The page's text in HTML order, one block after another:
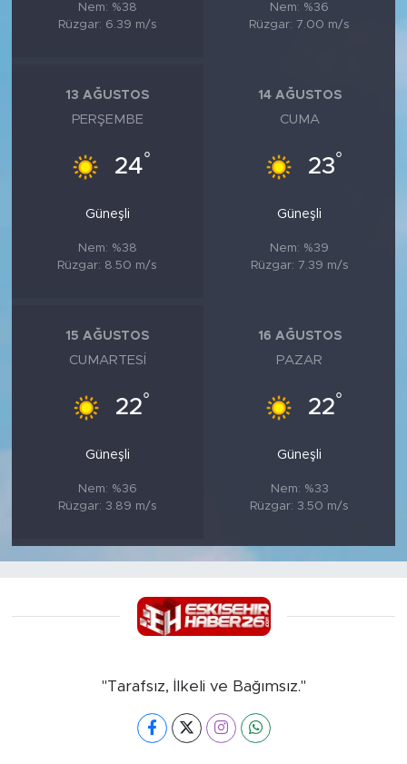
Nem: %38
Rüzgar: 6.39 m/s
Nem: %36
Rüzgar: 7.00 m/s
13 AĞUSTOS
PERŞEMBE
24°
Güneşli
Nem: %38
Rüzgar: 8.50 m/s
14 AĞUSTOS
CUMA
23°
Güneşli
Nem: %39
Rüzgar: 7.39 m/s
15 AĞUSTOS
CUMARTESI
22°
Güneşli
Nem: %36
Rüzgar: 3.89 m/s
16 AĞUSTOS
PAZAR
22°
Güneşli
Nem: %33
Rüzgar: 3.50 m/s
"Tarafsız, İlkeli ve Bağımsız."